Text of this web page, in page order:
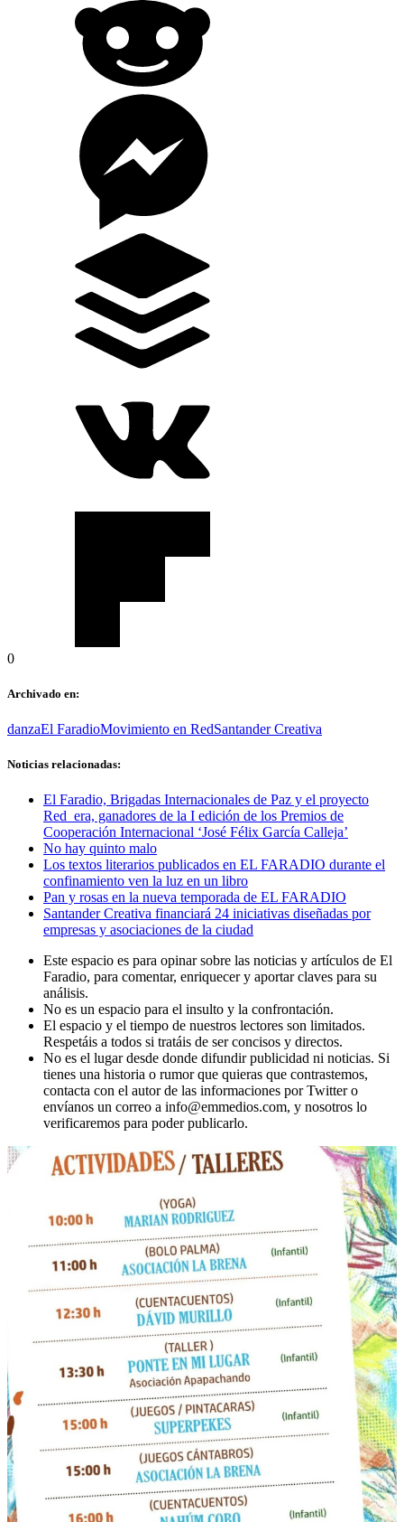
0
Archivado en:
danzaEl FaradioMovimiento en RedSantander Creativa
Noticias relacionadas:
El Faradio, Brigadas Internacionales de Paz y el proyecto
Red_era, ganadores de la I edición de los Premios de
Cooperación Internacional ‘José Félix García Calleja’
No hay quinto malo
Los textos literarios publicados en EL FARADIO durante el
confinamiento ven la luz en un libro
Pan y rosas en la nueva temporada de EL FARADIO
Santander Creativa financiará 24 iniciativas diseñadas por
empresas y asociaciones de la ciudad
Este espacio es para opinar sobre las noticias y artículos de El
Faradio, para comentar, enriquecer y aportar claves para su
análisis.
No es un espacio para el insulto y la confrontación.
El espacio y el tiempo de nuestros lectores son limitados.
Respetáis a todos si tratáis de ser concisos y directos.
No es el lugar desde donde difundir publicidad ni noticias. Si
tienes una historia o rumor que quieras que contrastemos,
contacta con el autor de las informaciones por Twitter o
envíanos un correo a info@emmedios.com, y nosotros lo
verificaremos para poder publicarlo.